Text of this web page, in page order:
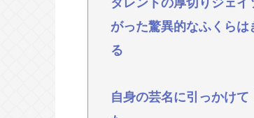
【悲報】中居正広「俺が
た
イチローの晩年(2011-
議論に
タレントの厚切りジェ
がった驚異的なふくら
る
自身の芸名に引っかけ